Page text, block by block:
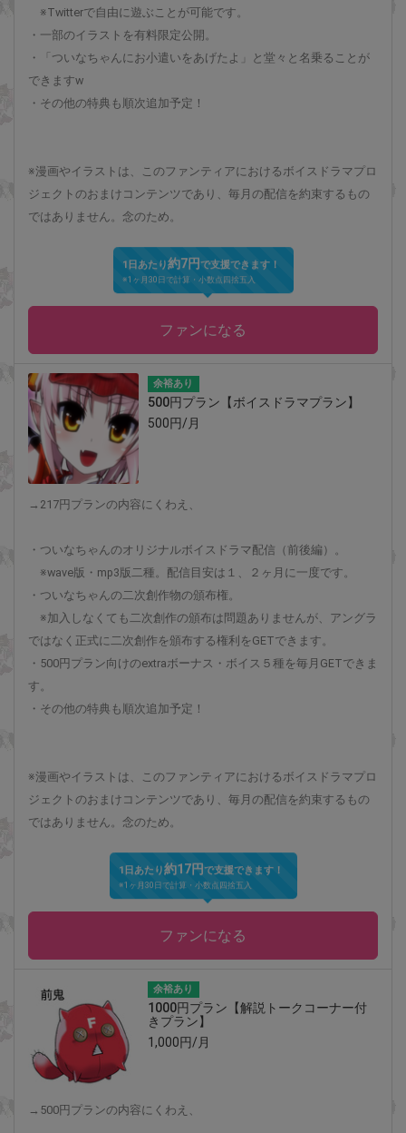
※Twitterで自由に遊ぶことが可能です。
・一部のイラストを有料限定公開。
・「ついなちゃんにお小遣いをあげたよ」と堂々と名乗ることが
できますw
・その他の特典も順次追加予定！
※漫画やイラストは、このファンティアにおけるボイスドラマプロ
ジェクトのおまけコンテンツであり、毎月の配信を約束するもの
ではありません。念のため。
1日あたり約7円 で支援できます！
※1ヶ月30日で計算・小数点四捨五入
ファンになる
余裕あり
500円プラン【ボイスドラマプラン】
500円/月
→217円プランの内容にくわえ、
・ついなちゃんのオリジナルボイスドラマ配信（前後編）。
※wave版・mp3版二種。配信目安は１、２ヶ月に一度です。
・ついなちゃんの二次創作物の頒布権。
※加入しなくても二次創作の頒布は問題ありませんが、アングラ
ではなく正式に二次創作を頒布する権利をGETできます。
・500円プラン向けのextraボーナス・ボイス５種を毎月GETできま
す。
・その他の特典も順次追加予定！
※漫画やイラストは、このファンティアにおけるボイスドラマプロ
ジェクトのおまけコンテンツであり、毎月の配信を約束するもの
ではありません。念のため。
1日あたり約17円 で支援できます！
※1ヶ月30日で計算・小数点四捨五入
ファンになる
余裕あり
1000円プラン【解説トークコーナー付
きプラン】
1,000円/月
→500円プランの内容にくわえ、